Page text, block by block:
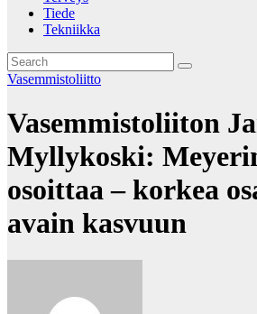
Tiede
Tekniikka
Vasemmistoliitto
Vasemmistoliiton
Myllykoski:
osoittaa – korkea
avain kasvuun